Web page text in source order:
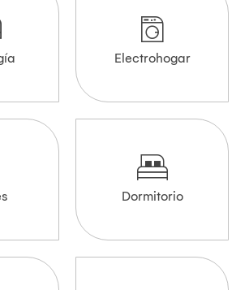
Electrohogar
Dormitorio